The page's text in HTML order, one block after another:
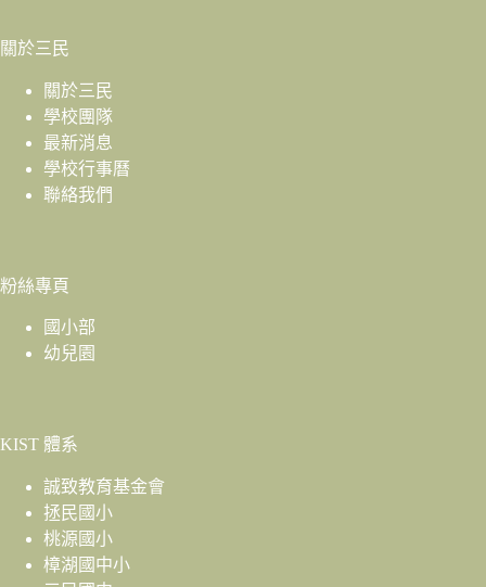
關於三民
關於三民
學校團隊
最新消息
學校行事曆
聯絡我們
粉絲專頁
國小部
幼兒園
KIST 體系
誠致教育基金會
拯民國小
桃源國小
樟湖國中小